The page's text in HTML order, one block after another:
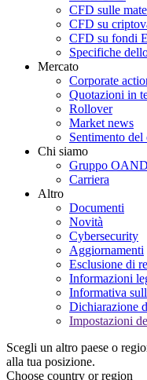
CFD sulle
CFD su
CFD su fondi
Specifiche
Mercato
Corporate
Quotazioni in
Rollover
Market news
Sentimento del
Chi siamo
Gruppo
Carriera
Altro
Documenti
Novità
Cybersecurity
Aggiornamenti
Esclusione di
Informazioni
Informativa
Dichiarazione
Impostazioni
Scegli un altro paese o
alla tua posizione.
Choose country or region